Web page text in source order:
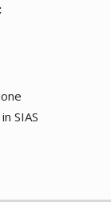
SIAS